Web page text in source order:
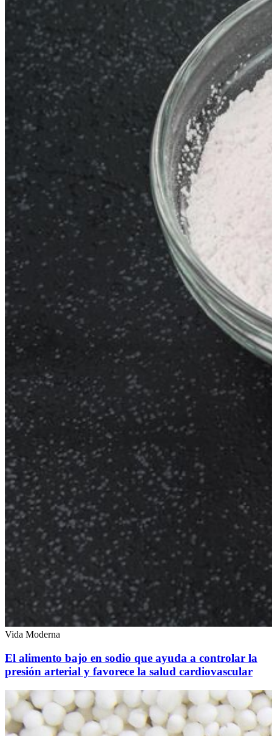
Vida Moderna
El alimento bajo en sodio que ayuda a controlar la
presión arterial y favorece la salud cardiovascular